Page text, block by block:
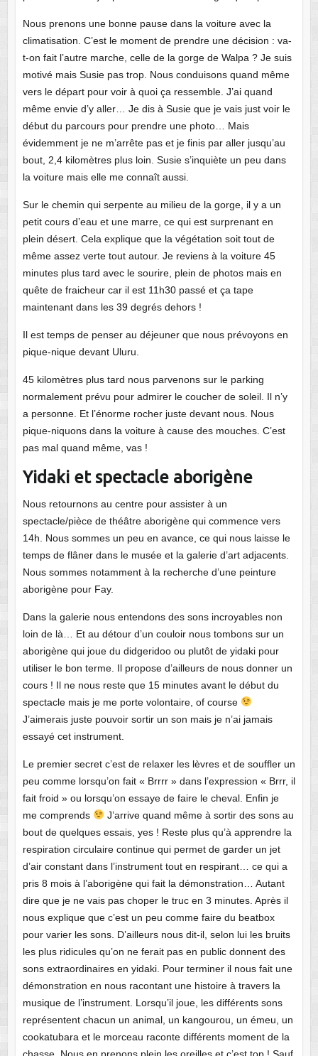
Nous prenons une bonne pause dans la voiture avec la
climatisation. C’est le moment de prendre une décision : va-
t-on fait l’autre marche, celle de la gorge de Walpa ? Je suis
motivé mais Susie pas trop. Nous conduisons quand même
vers le départ pour voir à quoi ça ressemble. J’ai quand
même envie d’y aller… Je dis à Susie que je vais just voir le
début du parcours pour prendre une photo… Mais
évidemment je ne m’arrête pas et je finis par aller jusqu’au
bout, 2,4 kilomètres plus loin. Susie s’inquiète un peu dans
la voiture mais elle me connaît aussi.
Sur le chemin qui serpente au milieu de la gorge, il y a un
petit cours d’eau et une marre, ce qui est surprenant en
plein désert. Cela explique que la végétation soit tout de
même assez verte tout autour. Je reviens à la voiture 45
minutes plus tard avec le sourire, plein de photos mais en
quête de fraicheur car il est 11h30 passé et ça tape
maintenant dans les 39 degrés dehors !
Il est temps de penser au déjeuner que nous prévoyons en
pique-nique devant Uluru.
45 kilomètres plus tard nous parvenons sur le parking
normalement prévu pour admirer le coucher de soleil. Il n’y
a personne. Et l’énorme rocher juste devant nous. Nous
pique-niquons dans la voiture à cause des mouches. C’est
pas mal quand même, vas !
Yidaki et spectacle aborigène
Nous retournons au centre pour assister à un
spectacle/pièce de théâtre aborigène qui commence vers
14h. Nous sommes un peu en avance, ce qui nous laisse le
temps de flâner dans le musée et la galerie d’art adjacents.
Nous sommes notamment à la recherche d’une peinture
aborigène pour Fay.
Dans la galerie nous entendons des sons incroyables non
loin de là… Et au détour d’un couloir nous tombons sur un
aborigène qui joue du didgeridoo ou plutôt de yidaki pour
utiliser le bon terme. Il propose d’ailleurs de nous donner un
cours ! Il ne nous reste que 15 minutes avant le début du
spectacle mais je me porte volontaire, of course
J’aimerais juste pouvoir sortir un son mais je n’ai jamais
essayé cet instrument.
Le premier secret c’est de relaxer les lèvres et de souffler un
peu comme lorsqu’on fait « Brrrr » dans l’expression « Brrr, il
fait froid » ou lorsqu’on essaye de faire le cheval. Enfin je
me comprends
J’arrive quand même à sortir des sons au
bout de quelques essais, yes ! Reste plus qu’à apprendre la
respiration circulaire continue qui permet de garder un jet
d’air constant dans l’instrument tout en respirant… ce qui a
pris 8 mois à l’aborigène qui fait la démonstration… Autant
dire que je ne vais pas choper le truc en 3 minutes. Après il
nous explique que c’est un peu comme faire du beatbox
pour varier les sons. D’ailleurs nous dit-il, selon lui les bruits
les plus ridicules qu’on ne ferait pas en public donnent des
sons extraordinaires en yidaki. Pour terminer il nous fait une
démonstration en nous racontant une histoire à travers la
musique de l’instrument. Lorsqu’il joue, les différents sons
représentent chacun un animal, un kangourou, un émeu, un
cookatubara et le morceau raconte différents moment de la
chasse. Nous en prenons plein les oreilles et c’est top ! Sauf